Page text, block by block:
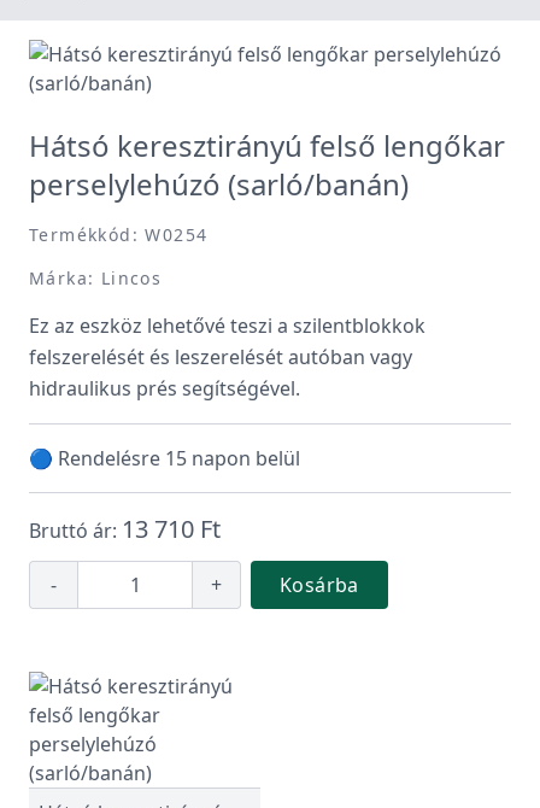
Hátsó keresztirányú felső lengőkar
perselylehúzó (sarló/banán)
Termékkód: W0254
Márka: Lincos
Ez az eszköz lehetővé teszi a szilentblokkok
felszerelését és leszerelését autóban vagy
hidraulikus prés segítségével.
🔵 Rendelésre 15 napon belül
Bruttó ár: 13 710 Ft
- + Kosárba